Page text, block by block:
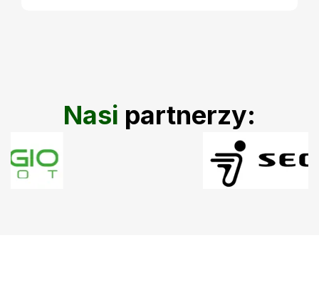
Nasi partnerzy: